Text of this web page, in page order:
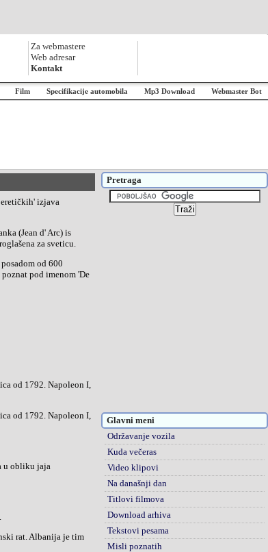
Za webmastere
Web adresar
Kontakt
Film Specifikacije automobila Mp3 Download Webmaster Bot
za sveticu.
pod imenom 'De
Pretraga
Glavni meni
Održavanje vozila
Kuda večeras
Video klipovi
Na današnji dan
Titlovi filmova
Download arhiva
Tekstovi pesama
Misli poznatih